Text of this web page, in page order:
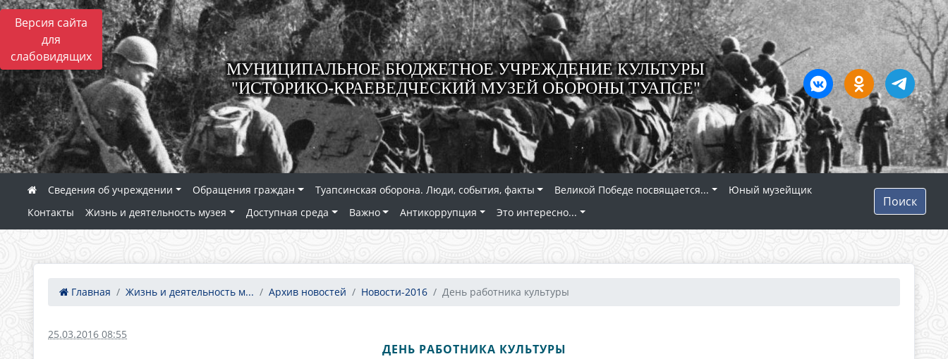
Версия сайта
для
слабовидящих
МУНИЦИПАЛЬНОЕ БЮДЖЕТНОЕ УЧРЕЖДЕНИЕ КУЛЬТУРЫ
"ИСТОРИКО-КРАЕВЕДЧЕСКИЙ МУЗЕЙ ОБОРОНЫ ТУАПСЕ"
Сведения об учреждении Обращения граждан Туапсинская оборона. Люди, события, факты Великой Победе посвящается...
Юный музейщик
Контакты
Жизнь и деятельность музея Доступная среда Важно Антикоррупция Это интересно...
Поиск
Главная Жизнь и деятельность м... Архив новостей Новости-2016 День работника культуры
25.03.2016 08:55
ДЕНЬ РАБОТНИКА КУЛЬТУРЫ